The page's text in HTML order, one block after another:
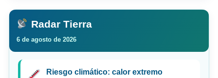
Radar Tierra
6 de agosto de 2026
Riesgo climático: calor extremo